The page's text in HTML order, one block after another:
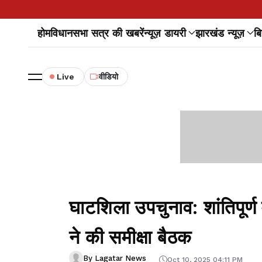
होमविधानसभा सत्र की खबरेंन्यूज़ डायरी झारखंड न्यूज़
Live वीडियो
घाटशिला उपचुनाव:
ने की समीक्षा बैठक
By Lagatar News Oct 10, 2025 04:11 PM